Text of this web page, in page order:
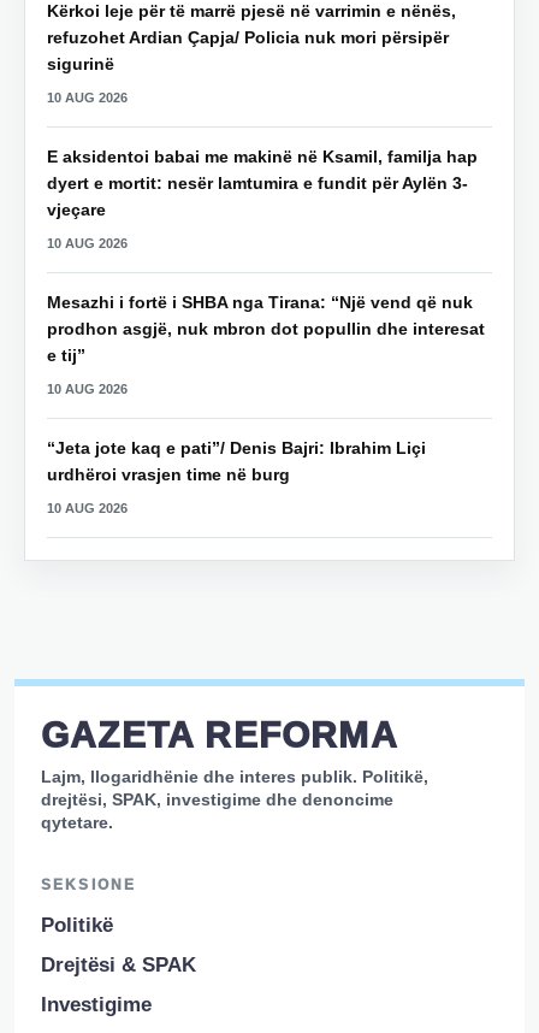
Kërkoi leje për të marrë pjesë në varrimin e nënës,
refuzohet Ardian Çapja/ Policia nuk mori përsipër
sigurinë
10 AUG 2026
E aksidentoi babai me makinë në Ksamil, familja hap
dyert e mortit: nesër lamtumira e fundit për Aylën 3-
vjeçare
10 AUG 2026
Mesazhi i fortë i SHBA nga Tirana: “Një vend që nuk
prodhon asgjë, nuk mbron dot popullin dhe interesat
e tij”
10 AUG 2026
“Jeta jote kaq e pati”/ Denis Bajri: Ibrahim Liçi
urdhëroi vrasjen time në burg
10 AUG 2026
GAZETA REFORMA
Lajm, llogaridhënie dhe interes publik. Politikë,
drejtësi, SPAK, investigime dhe denoncime
qytetare.
SEKSIONE
Politikë
Drejtësi & SPAK
Investigime